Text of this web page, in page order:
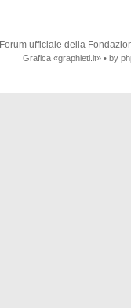
Forum ufficiale della
Grafica «graphieti.it» • by